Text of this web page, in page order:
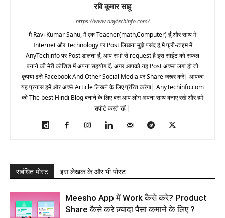
रवि कूमार साहू
https://www.anytechinfo.com/
मै Ravi Kumar Sahu, मै एक Teacher(math,Computer) हूँ,और साथ मे
Internet और Technology पर Post लिखना मुझे पसंद है,मै फ्री-टाइम में
AnyTechinfo पर Post डालता हूँ. आप सभी से request है इस साईट को सफल
बनाने की मेरी कोशिश में अपना सहयोग दें. अगर आपको यह Post अच्छा लगा हो तो
कृपया इसे Facebook And Other Social Media पर Share जरूर करें| आपका
यह प्रयास हमें और अच्छे Article लिखने के लिए प्रेरित करेगा| AnyTechinfo.com
को The best Hindi Blog बनाने के लिए बस आप लोग अपना साथ बनाए रखे और हमें
सपोर्ट करते रहें |
सबंधित पोस्ट इस लेखक के और भी पोस्ट
Meesho App में Work कैसे करे? Product
Share कैसे करे ज़्यादा पैसा कमाने के लिए ?